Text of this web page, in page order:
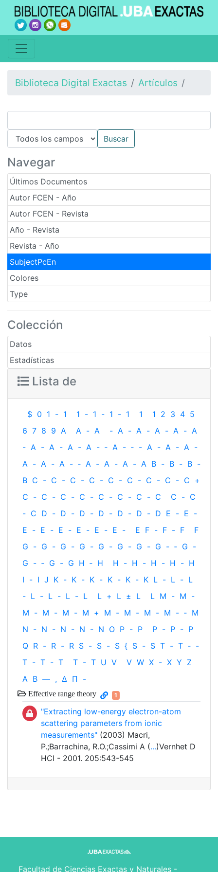
Biblioteca Digital Exactas Artículos
Navegar
Últimos Documentos
Autor FCEN - Año
Autor FCEN - Revista
Año - Revista
Revista - Año
SubjectPcEn
Colores
Type
Colección
Datos
Estadísticas
Lista de
$ 0 1 - 1 1 - 1 - 1 - 1 1 1 2 3 4 5
6 7 8 9 A A - A - A - A - A - A - A
- A - A - A - A - ‐ A - ‐ - A - A - A -
A - A - A - ‐ A - A - A - A B - B - B -
B C - C - C - C - C - C - C - C - C +
C - C - C - C - C - C - C - C C - C
- C D - D - D - D - D - D - D E - E -
E - E - E - E - E - E - E F - F - F
F
G - G - G - G - G - G - G - G - ‐ G -
G - ‐ G - G H ‐ H H - H - H - H - H
I - I J K - K - K - K - K - K L - L - L
- L - L - L - L L + L ± L L M - M -
M - M - M - M + M - M - M - M - ‐ M
N - N - N - N - N O P - P P - P - P
Q R - R - R S - S - S { S - S T - T ‐ -
T - T - T T - T U V V W X - X Y Z
Α Β — , Δ Π -
Effective range theory 1
"Extracting low-energy electron-atom
scattering parameters from ionic
measurements" (2003) Macri,
P.;Barrachina, R.O.;Cassimi A (...)Vernhet D
HCI - 2001. 205:543-545
Facultad de Ciencias Exactas y Naturales -